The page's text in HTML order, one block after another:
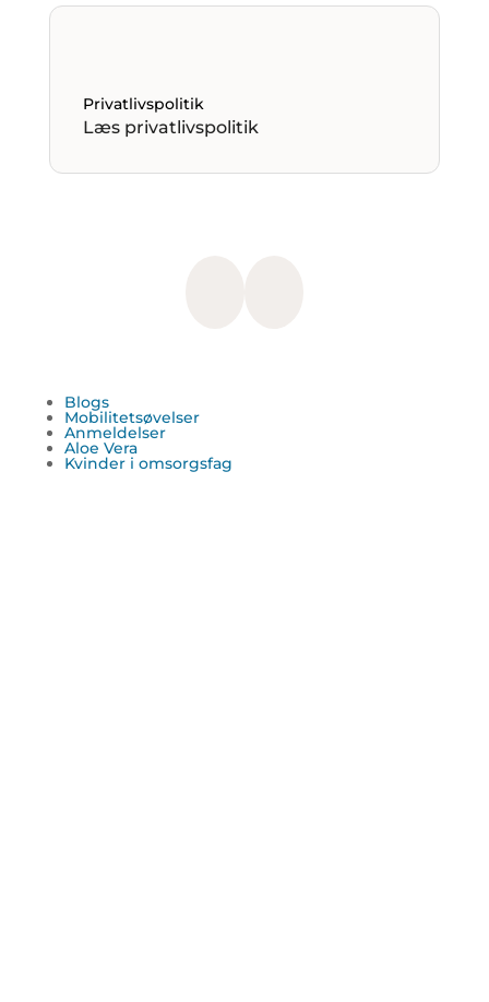
Privatlivspolitik
Læs privatlivspolitik
Blogs
Mobilitetsøvelser
Anmeldelser
Aloe Vera
Kvinder i omsorgsfag